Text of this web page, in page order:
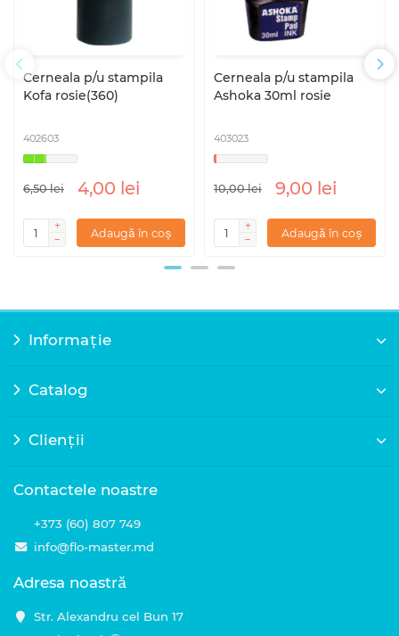
Cerneala p/u stampila
Kofa rosie(360)
402603
6,50 lei 4,00 lei
Adaugă în coș
Cerneala p/u stampila
Ashoka 30ml rosie
403023
10,00 lei 9,00 lei
Adaugă în coș
Informație
Catalog
Clienții
Contactele noastre
+373 (60) 807 749
info@flo-master.md
Adresa noastră
Str. Alexandru cel Bun 17